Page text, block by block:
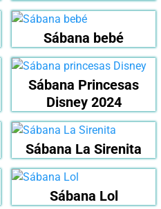
Sábana bebé
Sábana Princesas
Disney 2024
Sábana La Sirenita
Sábana Lol